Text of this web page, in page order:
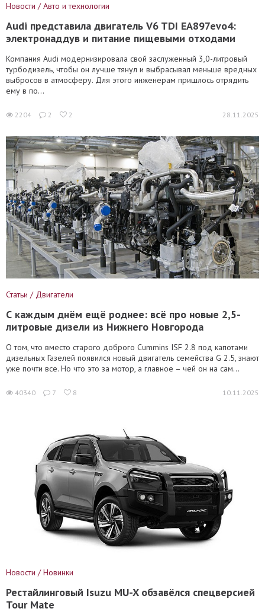
Новости / Авто и технологии
Audi представила двигатель V6 TDI EA897evo4:
электронаддув и питание пищевыми отходами
Компания Audi модернизировала свой заслуженный 3,0-литровый
турбодизель, чтобы он лучше тянул и выбрасывал меньше вредных
выбросов в атмосферу. Для этого инженерам пришлось отрядить
ему в по...
2204 2 2 28.11.2025
Статьи / Двигатели
С каждым днём ещё роднее: всё про новые 2,5-
литровые дизели из Нижнего Новгорода
О том, что вместо старого доброго Cummins ISF 2.8 под капотами
дизельных Газелей появился новый двигатель семейства G 2.5, знают
уже почти все. Но что это за мотор, а главное – чей он на сам...
40340 7 8 10.11.2025
Новости / Новинки
Рестайлинговый Isuzu MU-X обзавёлся спецверсией
Tour Mate